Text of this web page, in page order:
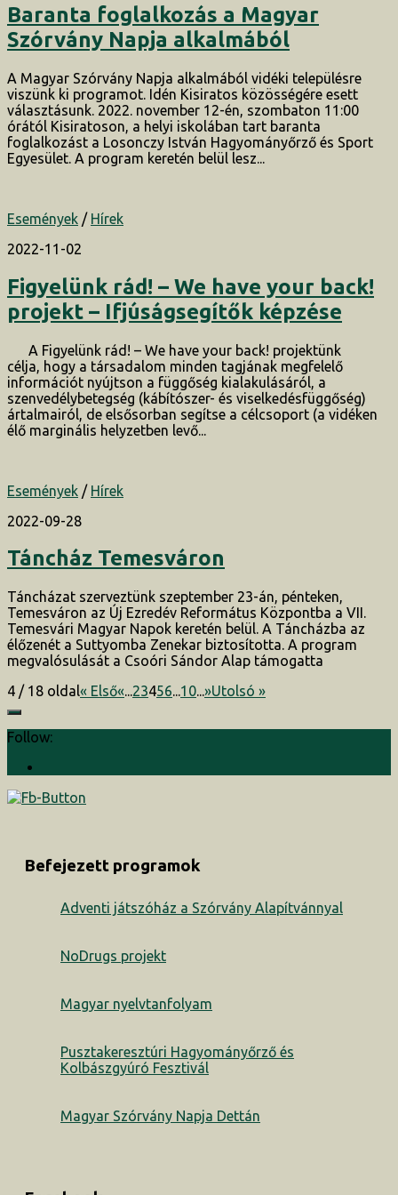
Baranta foglalkozás a Magyar
Szórvány Napja alkalmából
A Magyar Szórvány Napja alkalmából vidéki településre
viszünk ki programot. Idén Kisiratos közösségére esett
választásunk. 2022. november 12-én, szombaton 11:00
órától Kisiratoson, a helyi iskolában tart baranta
foglalkozást a Losonczy István Hagyományőrző és Sport
Egyesület. A program keretén belül lesz...
Események / Hírek
2022-11-02
Figyelünk rád! – We have your back!
projekt – Ifjúságsegítők képzése
A Figyelünk rád! – We have your back! projektünk
célja, hogy a társadalom minden tagjának megfelelő
információt nyújtson a függőség kialakulásáról, a
szenvedélybetegség (kábítószer- és viselkedésfüggőség)
ártalmairól, de elsősorban segítse a célcsoport (a vidéken
élő marginális helyzetben levő...
Események / Hírek
2022-09-28
Táncház Temesváron
Táncházat szerveztünk szeptember 23-án, pénteken,
Temesváron az Új Ezredév Református Központba a VII.
Temesvári Magyar Napok keretén belül. A Táncházba az
élőzenét a Suttyomba Zenekar biztosította. A program
megvalósulását a Csoóri Sándor Alap támogatta
4 / 18 oldal« Első«...23456...10...»Utolsó »
Follow:
Befejezett programok
Adventi játszóház a Szórvány Alapítvánnyal
NoDrugs projekt
Magyar nyelvtanfolyam
Pusztakeresztúri Hagyományőrző és
Kolbászgyúró Fesztivál
Magyar Szórvány Napja Dettán